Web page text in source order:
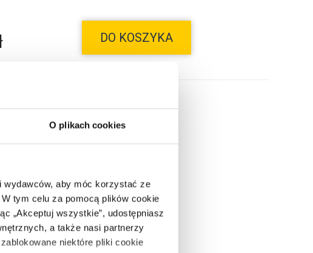
O plikach cookies
wydawców, aby móc korzystać ze
W tym celu za pomocą plików cookie
„Akceptuj wszystkie”, udostępniasz
a także nasi partnerzy
niektóre pliki cookie
DO KOSZYKA